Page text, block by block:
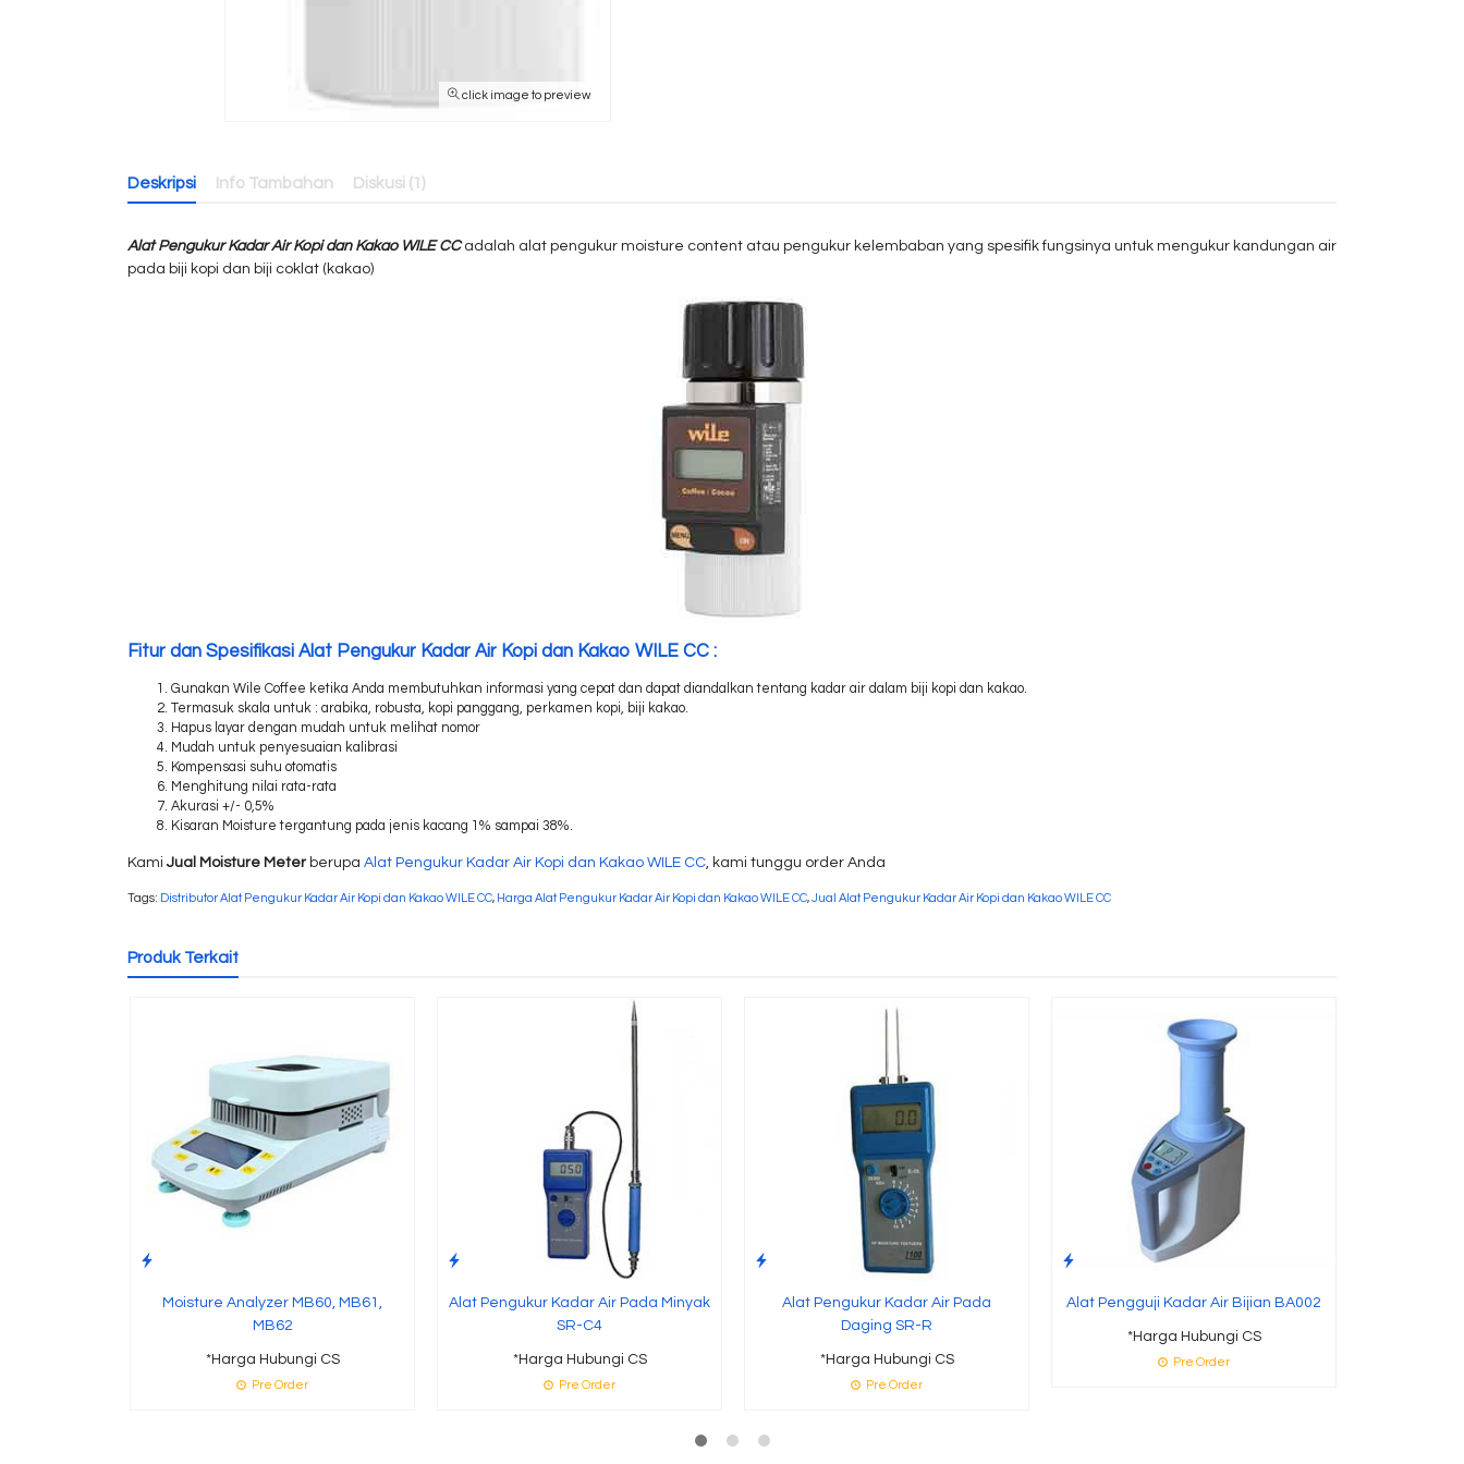
click image to preview
Deskripsi Info Tambahan Diskusi (1)
Alat Pengukur Kadar Air Kopi dan Kakao WILE CCadalah alat pengukur moisture content atau pengukur kelembaban yang spesifik fungsinya untuk mengukur kandungan air
pada biji kopi dan biji coklat (kakao)
Fitur dan Spesifikasi Alat Pengukur Kadar Air Kopi dan Kakao WILE CC :
Gunakan Wile Coffee ketika Anda membutuhkan informasi yang cepat dan dapat diandalkan tentang kadar air dalam biji kopi dan kakao.
Termasuk skala untuk : arabika, robusta, kopi panggang, perkamen kopi, biji kakao.
Hapus layar dengan mudah untuk melihat nomor
Mudah untuk penyesuaian kalibrasi
Kompensasi suhu otomatis
Menghitung nilai rata-rata
Akurasi +/- 0,5%
Kisaran Moisture tergantung pada jenis kacang 1% sampai 38%.
KamiJual Moisture Meter berupa Alat Pengukur Kadar Air Kopi dan Kakao WILE CC , kami tunggu order Anda
Tags: Distributor Alat Pengukur Kadar Air Kopi dan Kakao WILE CC, Harga Alat Pengukur Kadar Air Kopi dan Kakao WILE CC,Jual Alat Pengukur Kadar Air Kopi dan Kakao WILE CC
Produk Terkait
Moisture Analyzer MB60, MB61,
MB62
*Harga Hubungi CS
Pre Order
Alat Pengukur Kadar Air Pada Minyak
SR-C4
*Harga Hubungi CS
Pre Order
Alat Pengukur Kadar Air Pada
Daging SR-R
*Harga Hubungi CS
Pre Order
Alat Pengguji Kadar Air Bijian BA002
*Harga Hubungi CS
Pre Order